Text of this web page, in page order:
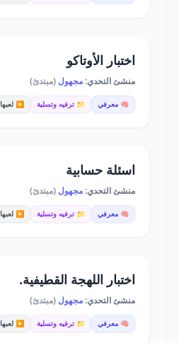
اختبار الأوتاكو
منشئ التحدي:مجهول (مبتدئ)
🧠 معرفي 📁 ترفيه وتسلية ▶️ لعبها 7
اسئلة حسابية
منشئ التحدي:مجهول (مبتدئ)
🧠 معرفي 📁 ترفيه وتسلية ▶️ لعبها 31
اختبار اللهجة القطيفية.
منشئ التحدي:مجهول (مبتدئ)
🧠 معرفي 📁 ترفيه وتسلية ▶️ لعبها 476